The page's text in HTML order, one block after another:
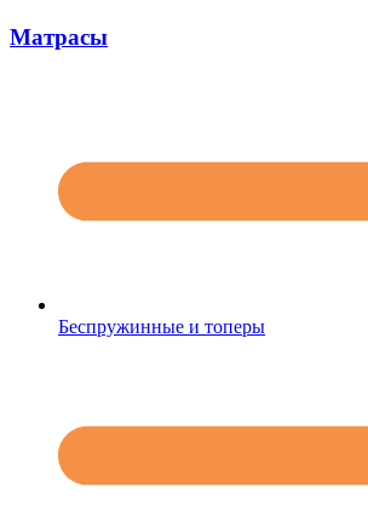
Матрасы
Беспружинные и топеры